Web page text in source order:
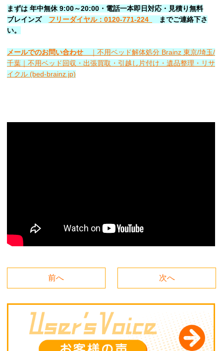
まずは 年中無休 9:00～20:00・電話一本即日対応・見積り無料
ブレインズ フリーダイヤル：0120-771-224 までご連絡下さ
い。
メールでのお問い合わせ
｜不用ベッド解体処分 Brainz 東京/埼玉/
千葉｜不用ベッド回収・出張買取・引越し片付け・遺品整理・リサ
イクル (bed-brainz.jp)
前へ 次へ